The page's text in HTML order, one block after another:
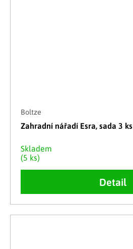
Boltze
Zahradní nářadí Esra, sada 3 ks
Skladem
(5 ks)
Detail